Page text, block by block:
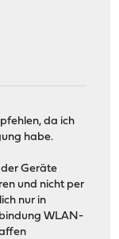
da ich
habe.
Geräte
und nicht per
nur in
WLAN-